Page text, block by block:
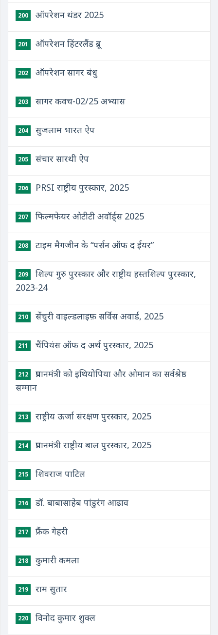
200 ऑपरेशन थंडर 2025
201 ऑपरेशन हिंटरलैंड ब्रू
202 ऑपरेशन सागर बंधु
203 सागर कवच-02/25 अभ्यास
204 सुजलाम भारत ऐप
205 संचार सारथी ऐप
206 PRSI राष्ट्रीय पुरस्कार, 2025
207 फिल्मफेयर ओटीटी अवॉर्ड्स 2025
208 टाइम मैगजीन के “पर्सन ऑफ द ईयर”
209
शिल्प गुरु पुरस्कार और राष्ट्रीय हस्तशिल्प पुरस्कार,
2023-24
210 सेंचुरी वाइल्डलाइफ़ सर्विस अवार्ड, 2025
211 चैंपियंस ऑफ द अर्थ पुरस्कार, 2025
212
प्रधानमंत्री को इथियोपिया और ओमान का सर्वश्रेष्ठ
सम्मान
213 राष्ट्रीय ऊर्जा संरक्षण पुरस्कार, 2025
214 प्रधानमंत्री राष्ट्रीय बाल पुरस्कार, 2025
215 शिवराज पाटिल
216 डॉ. बाबासाहेब पांडुरंग आढाव
217 फ्रैंक गेहरी
218 कुमारी कमला
219 राम सुतार
220 विनोद कुमार शुक्ल